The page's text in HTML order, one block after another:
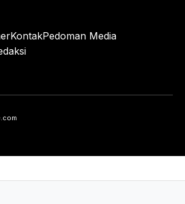
KontakPedoman Media